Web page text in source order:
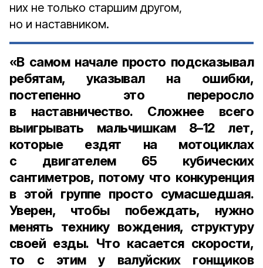
них не только старшим другом,
но и наставником.
«В самом начале просто подсказывал
ребятам, указывал на ошибки,
постепенно это переросло
в наставничество. Сложнее всего
выигрывать мальчишкам 8–12 лет,
которые ездят на мотоциклах
с двигателем 65 кубических
сантиметров, потому что конкуренция
в этой группе просто сумасшедшая.
Уверен, чтобы побеждать, нужно
менять технику вождения, структуру
своей езды. Что касается скорости,
то с этим у валуйских гонщиков